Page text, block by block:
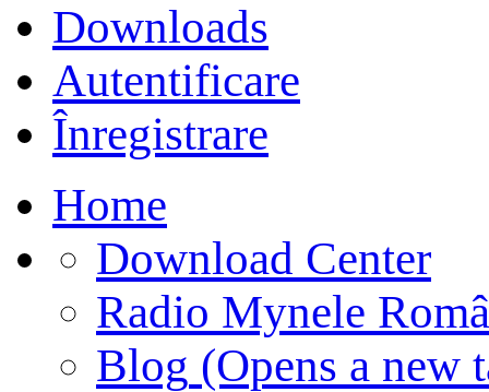
Downloads
Autentificare
Înregistrare
Home
Download Center
Radio Mynele
Blog (Opens a new